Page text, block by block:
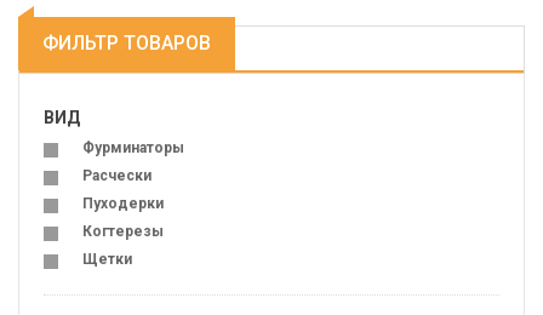
ФИЛЬТР ТОВАРОВ
ВИД
Фурминаторы
Расчески
Пуходерки
Когтерезы
Щетки